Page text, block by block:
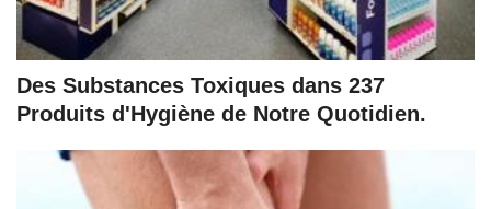
Des Substances Toxiques dans 237
Produits d'Hygiène de Notre Quotidien.